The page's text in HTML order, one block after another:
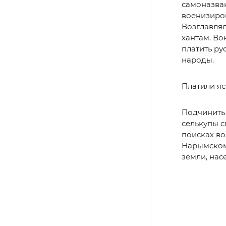
хантам.
платить
народы.
Платили
селькупы
поисках
земли,